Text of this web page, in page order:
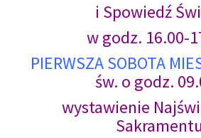
i Spowiedź
w godz. 16.00-
PIERWSZA SOBOTA
św. o godz.
wystawienie
Sakramentu